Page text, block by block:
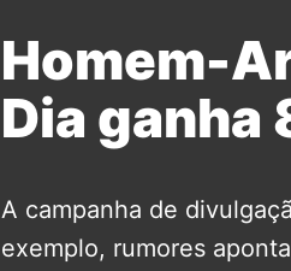
Homem-
Dia
A campanha de
exemplo, rumores